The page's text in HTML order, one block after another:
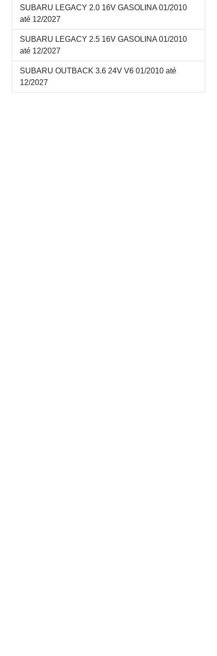
SUBARU LEGACY 2.0 16V GASOLINA 01/2010
até 12/2027
SUBARU LEGACY 2.5 16V GASOLINA 01/2010
até 12/2027
SUBARU OUTBACK 3.6 24V V6 01/2010 até
12/2027